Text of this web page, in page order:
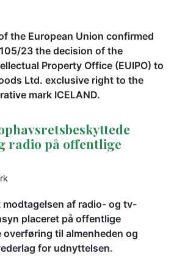
the European Union confirmed
23 the decision of the
Property Office (EUIPO) to
Ltd. exclusive right to the
mark ICELAND.
radio på offentlige
af radio- og tv-
placeret på offentlige
til almenheden og
for udnyttelsen.